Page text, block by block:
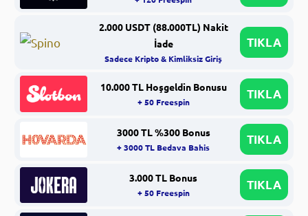
2.000 USDT (88.000TL) Nakit
İade
Sadece Kripto & Kimliksiz Giriş
TIKLA
10.000 TL Hoşgeldin Bonusu
+ 50 Freespin
TIKLA
3000 TL %300 Bonus
+ 3000 TL Bedava Bahis
TIKLA
3.000 TL Bonus
+ 50 Freespin
TIKLA